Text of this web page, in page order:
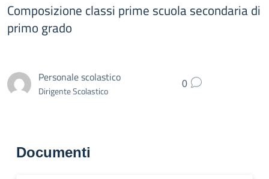
Composizione classi prime scuola secondaria di
primo grado
Personale scolastico
Dirigente Scolastico
0
Documenti